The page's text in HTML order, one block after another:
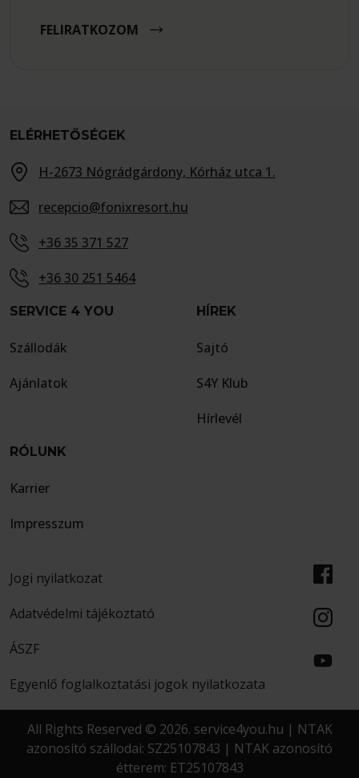
FELIRATKOZOM
ELÉRHETŐSÉGEK
H-2673 Nógrádgárdony, Kórház utca 1.
recepcio@fonixresort.hu
+36 35 371 527
+36 30 251 5464
SERVICE 4 YOU
Szállodák
Ajánlatok
HÍREK
Sajtó
S4Y Klub
Hírlevél
RÓLUNK
Karrier
Impresszum
Jogi nyilatkozat
Adatvédelmi tájékoztató
ÁSZF
Egyenlő foglalkoztatási jogok nyilatkozata
All Rights Reserved © 2026. service4you.hu | NTAK
azonosító szállodai: SZ25107843 | NTAK azonosító
étterem: ET25107843